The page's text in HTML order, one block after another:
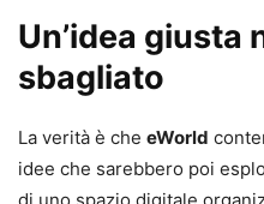
Un’idea giusta
sbagliato
La verità è che eWorld
idee che sarebbero poi